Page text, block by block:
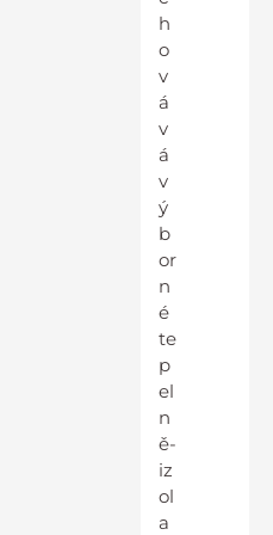
h
o
v
á
v
á
v
ý
b
or
n
é
te
p
el
n
ě-
iz
ol
a